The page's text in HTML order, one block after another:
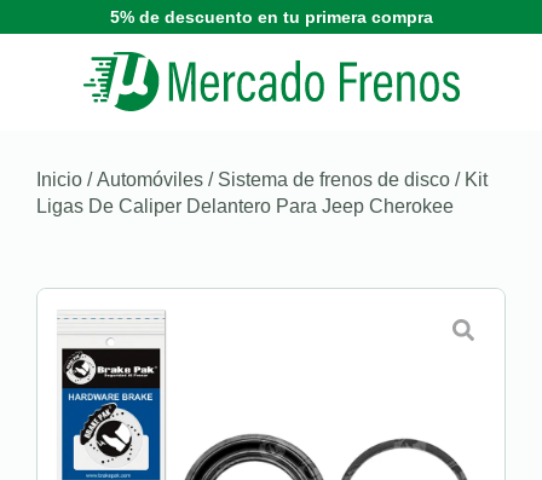
5% de descuento en tu primera compra
Inicio /Automóviles / Sistema de frenos de disco / Kit
Ligas De Caliper Delantero Para Jeep Cherokee